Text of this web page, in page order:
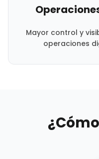
Mayor control y
operaciones